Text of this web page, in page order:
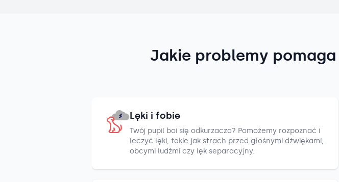
Jakie problemy
Lęki i fobie
Twój pupil boi się odkurzacza? Pomożemy rozpoznać i
leczyć lęki, takie jak strach przed głośnymi dźwiękami,
obcymi ludźmi czy lęk separacyjny.